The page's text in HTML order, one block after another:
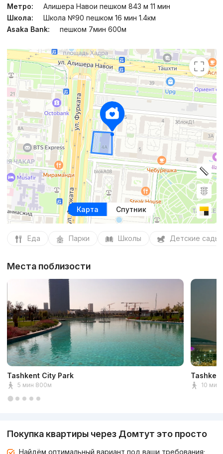
Метро:
Алишера Навои пешком 843 м 11 мин
Школа:
Школа №90 пешком 16 мин 1.4км
Asaka Bank:
пешком 7мин 600м
Карта Спутник
Еда Парки Школы Детские сады
Места поблизости
Tashkent City Park
5 мин 800м 10 мин
Покупка квартиры через Домтут это просто
Найдём оптимальный вариант под ваши требования;